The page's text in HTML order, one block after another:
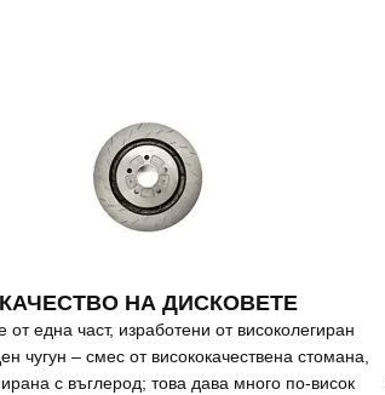
КАЧЕСТВО НА ДИСКОВЕТЕ
от една част, изработени от високолегиран
чугун – смес от висококачествена стомана,
с въглерод; това дава много по-висок